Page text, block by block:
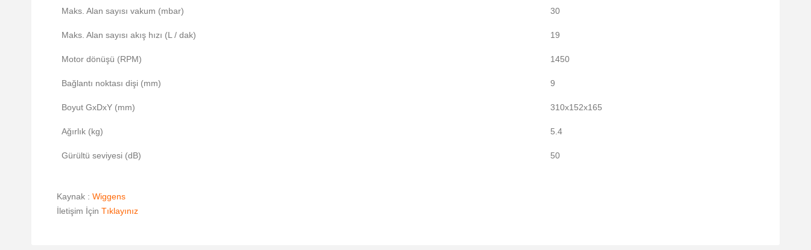
Maks. Alan sayısı vakum (mbar) 30
Maks. Alan sayısı akış hızı (L / dak) 19
Motor dönüşü (RPM) 1450
Bağlantı noktası dişi (mm) 9
Boyut GxDxY (mm) 310x152x165
Ağırlık (kg) 5.4
Gürültü seviyesi (dB) 50
Kaynak : Wiggens
İletişim İçin Tıklayınız